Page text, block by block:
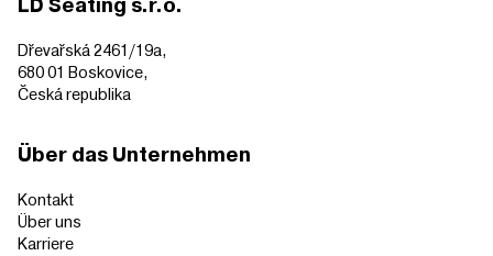
LD Seating s.r.o.
Dřevařská 2461/19a,
680 01 Boskovice,
Česká republika
Über das Unternehmen
Kontakt
Über uns
Karriere